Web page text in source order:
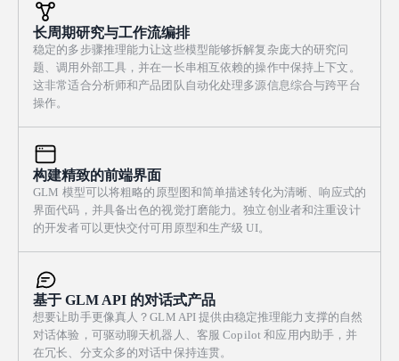
口，并在高 DPI 屏幕上保持清晰。使用 requestAnimationFrame 目
标稳定 60fps。若 WebGL 不可用，提供优雅的降级提示。优先保证
噪声流动的数学质感、体积辉光效果和交互的流畅度——这是强模
型应该明显胜过弱模型的地方。
约 60–200 BPM，默认 120）并带实时数字读数，一个主音量
fader，各轨 mute 按钮，一个清空按钮，以及一个随机生成合理节
拍的随机按钮。移动的播放头——一束垂直光刃——与音频完美同
步地扫过网格，它命中的每个激活单元格都会绽放径向涟漪脉冲并
逐渐淡出。包含一个实时 oscilloscope/waveform 显示，用于可视化
cyan；所有亮度都来自元素自发光和命中闪光 bloom（box-shadow
glow、近似 additive 的高光），营造深夜地下俱乐部随循环脉动的
感觉。将完整网格居中显示，保持布局对称，底部控制栏压缩基座
空间，并实现响应式，使网格在较小视口下也能优雅缩放。加入细
腻的动态 scanline 或 chromatic shimmer 以增强氛围，同时不影响可
读性。 交互要求：一切都要即时响应——点击 pads、拖动 BPM
knob 和音量 fader、切换 mutes、按空格键播放/停止，以及按数字
键跳转 bass 根音。状态（哪些单元格激活、BPM、音量、mutes、
播放状态）必须清晰管理，确保 UI 与音频永不失步。用户与页面
的第一次交互也应解锁/恢复 AudioContext。优先保证紧密的音画
同步、播放头与涟漪的流畅 60fps 动画，以及开箱即用、真正令人
长周期研究与工作流编排
稳定的多步骤推理能力让这些模型能够拆解复杂庞大的研究问
题、调用外部工具，并在一长串相互依赖的操作中保持上下文。
这非常适合分析师和产品团队自动化处理多源信息综合与跨平台
操作。
构建精致的前端界面
GLM 模型可以将粗略的原型图和简单描述转化为清晰、响应式的
界面代码，并具备出色的视觉打磨能力。独立创业者和注重设计
的开发者可以更快交付可用原型和生产级 UI。
基于 GLM API 的对话式产品
想要让助手更像真人？GLM API 提供由稳定推理能力支撑的自然
对话体验，可驱动聊天机器人、客服 Copilot 和应用内助手，并
在冗长、分支众多的对话中保持连贯。